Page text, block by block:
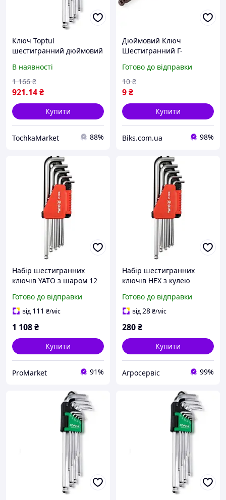
Ключ Toptul
шестигранний дюймовий
(GBAL0901)
В наявності
921.14₴
1 166 ₴
Купити
TochkaMarket 88%
Дюймовий Ключ
Шестигранний Г-
кулею S2
Готово до відправки
9₴
10 ₴
Купити
Biks.com.ua 98%
Набір шестигранних
ключів YATO з шаром 12
1/16" - 3/8", хром-вандієва
сталь, довжина 91-233 мм
Готово до відправки
від 111 ₴/міс
1 108₴
Купити
ProMarket 91%
Набір шестигранних
ключів HEX з кулею
Готово до відправки
від28₴/міс
280₴
Купити
Агросервіс 99%